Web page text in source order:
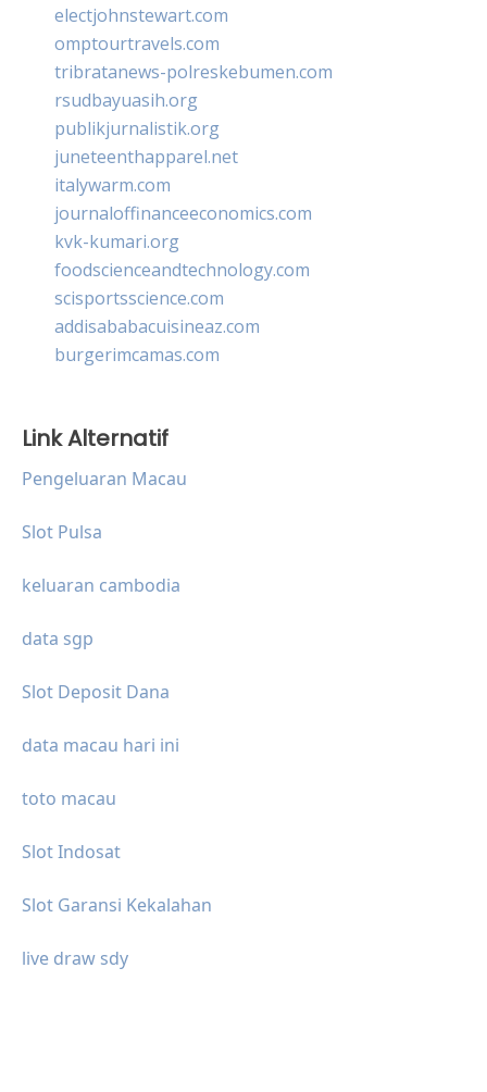
electjohnstewart.com
omptourtravels.com
tribratanews-polreskebumen.com
rsudbayuasih.org
publikjurnalistik.org
juneteenthapparel.net
italywarm.com
journaloffinanceeconomics.com
kvk-kumari.org
foodscienceandtechnology.com
scisportsscience.com
addisababacuisineaz.com
burgerimcamas.com
Link Alternatif
Pengeluaran Macau
Slot Pulsa
keluaran cambodia
data sgp
Slot Deposit Dana
data macau hari ini
toto macau
Slot Indosat
Slot Garansi Kekalahan
live draw sdy